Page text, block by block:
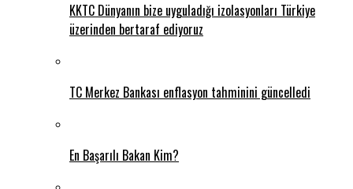
KKTC Dünyanın bize uyguladığı izolasyonları Türkiye
üzerinden bertaraf ediyoruz
TC Merkez Bankası enflasyon tahminini güncelledi
En Başarılı Bakan Kim?